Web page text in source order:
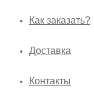
Как заказать?
Доставка
Контакты